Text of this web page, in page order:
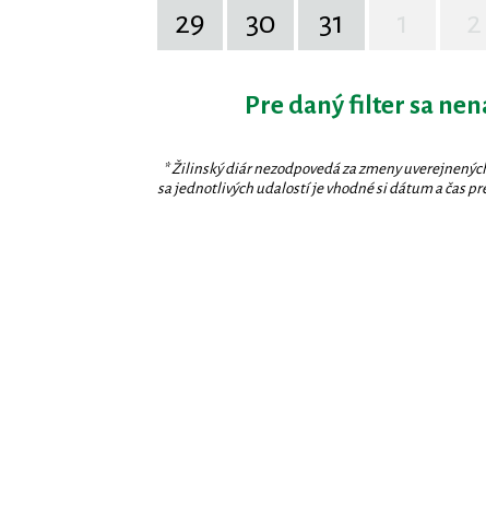
29
30 31
Pre daný filter sa
* Žilinský diár nezodpovedá za zmeny
sa jednotlivých udalostí je vhodné si dátum a čas